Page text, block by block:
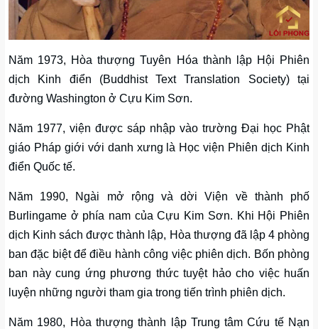
Năm 1973, Hòa thượng Tuyên Hóa thành lập Hội Phiên
dịch Kinh điển (Buddhist Text Translation Society) tại
đường Washington ở Cựu Kim Sơn.
Năm 1977, viện được sáp nhập vào trường Đại học Phật
giáo Pháp giới với danh xưng là Học viện Phiên dịch Kinh
điển Quốc tế.
Năm 1990, Ngài mở rộng và dời Viện về thành phố
Burlingame ở phía nam của Cựu Kim Sơn. Khi Hội Phiên
dịch Kinh sách được thành lập, Hòa thượng đã lập 4 phòng
ban đặc biệt để điều hành công việc phiên dịch. Bốn phòng
ban này cung ứng phương thức tuyệt hảo cho việc huấn
luyện những người tham gia trong tiến trình phiên dịch.
Năm 1980, Hòa thượng thành lập Trung tâm Cứu tế Nạn